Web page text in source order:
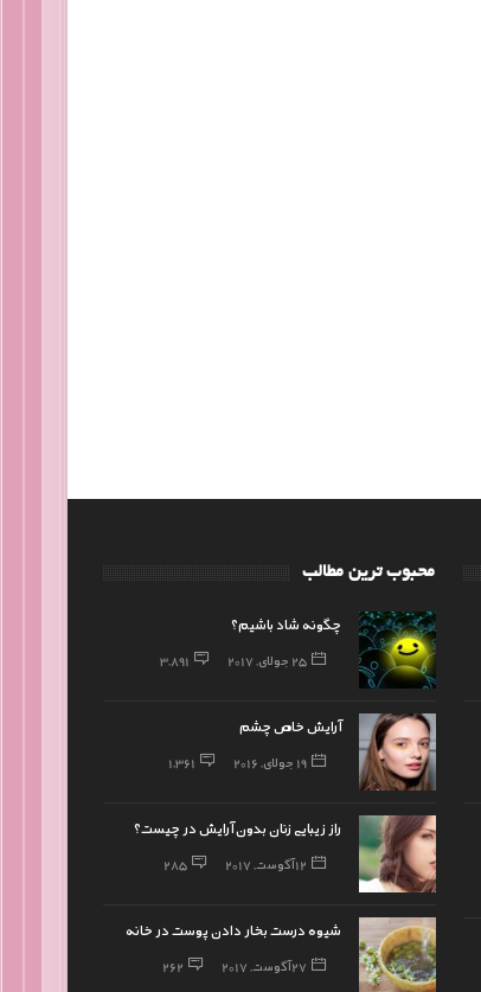
محبوب ترین مطالب
چگونه شاد باشیم؟
25 جولای, 2017 3,891
آرایش خاص چشم
19 جولای, 2016 1,361
راز زیبایی زنان بدون آرایش در چیست؟
12 آگوست, 2017 285
شیوه درست بخار دادن پوست در خانه
27 آگوست, 2017 262